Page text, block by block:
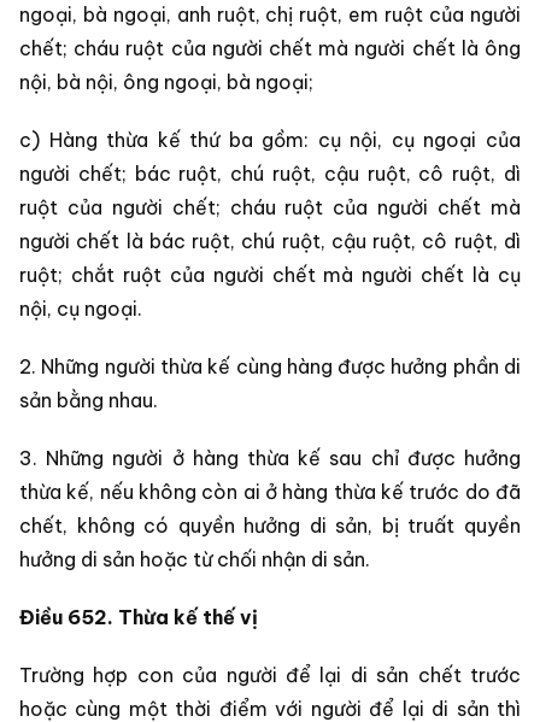
ngoại, bà ngoại, anh ruột, chị ruột, em ruột của người
chết; cháu ruột của người chết mà người chết là ông
nội, bà nội, ông ngoại, bà ngoại;
c) Hàng thừa kế thứ ba gồm: cụ nội, cụ ngoại của
người chết; bác ruột, chú ruột, cậu ruột, cô ruột, dì
ruột của người chết; cháu ruột của người chết mà
người chết là bác ruột, chú ruột, cậu ruột, cô ruột, dì
ruột; chắt ruột của người chết mà người chết là cụ
nội, cụ ngoại.
2. Những người thừa kế cùng hàng được hưởng phần di
sản bằng nhau.
3. Những người ở hàng thừa kế sau chỉ được hưởng
thừa kế, nếu không còn ai ở hàng thừa kế trước do đã
chết, không có quyền hưởng di sản, bị truất quyền
hưởng di sản hoặc từ chối nhận di sản.
Điều 652. Thừa kế thế vị
Trường hợp con của người để lại di sản chết trước
hoặc cùng một thời điểm với người để lại di sản thì